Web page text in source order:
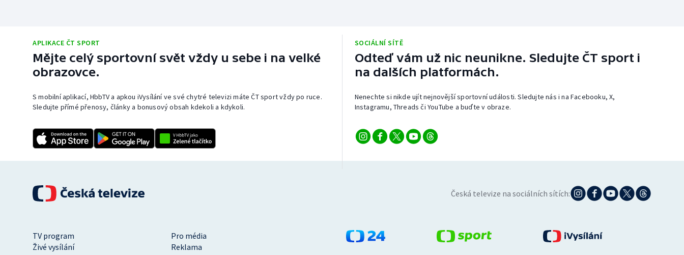
APLIKACE ČT SPORT
Mějte celý sportovní svět vždy u sebe i na velké
obrazovce.
S mobilní aplikací, HbbTV a apkou iVysílání ve své chytré televizi máte ČT sport vždy po ruce.
Sledujte přímé přenosy, články a bonusový obsah kdekoli a kdykoli.
SOCIÁLNÍ SÍTĚ
Odteď vám už nic neunikne. Sledujte ČT sport i
na dalších platformách.
Nenechte si nikde ujít nejnovější sportovní události. Sledujte nás i na Facebooku, X,
Instagramu, Threads či YouTube a buďte v obraze.
Česká televize na sociálních sítích:
TV program
Pro média
Živé vysílání
Reklama